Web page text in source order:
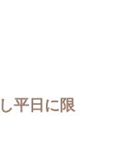
平日に限